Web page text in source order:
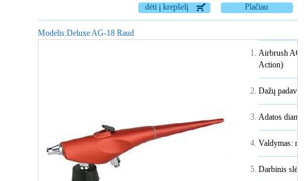
Plačiau
dėti į krepšelį
Modelis:Deluxe AG-18 Raud
Airbrush AG-
Action)
Dažų
Adatos
Valdymas:
Darbinis